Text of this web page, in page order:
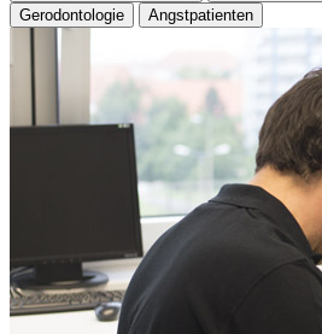
Gerodontologie
Angstpatienten